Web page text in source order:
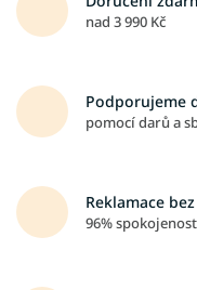
nad 3 990 Kč
Podporujeme
pomocí darů a
Reklamace
96% spokojenost